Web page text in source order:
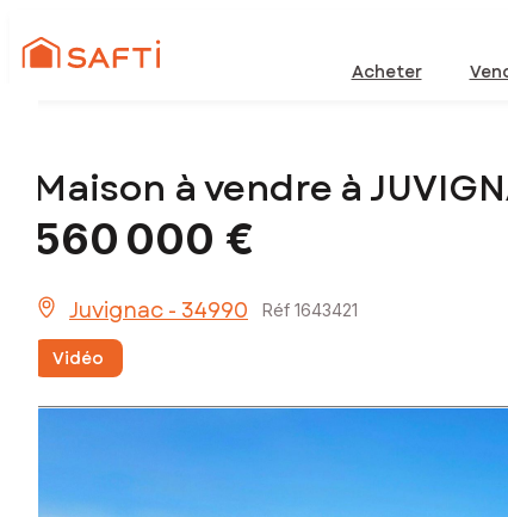
Acheter
Maison à vendre à
560 000 €
Juvignac - 34990 Réf 1643421
Vidéo